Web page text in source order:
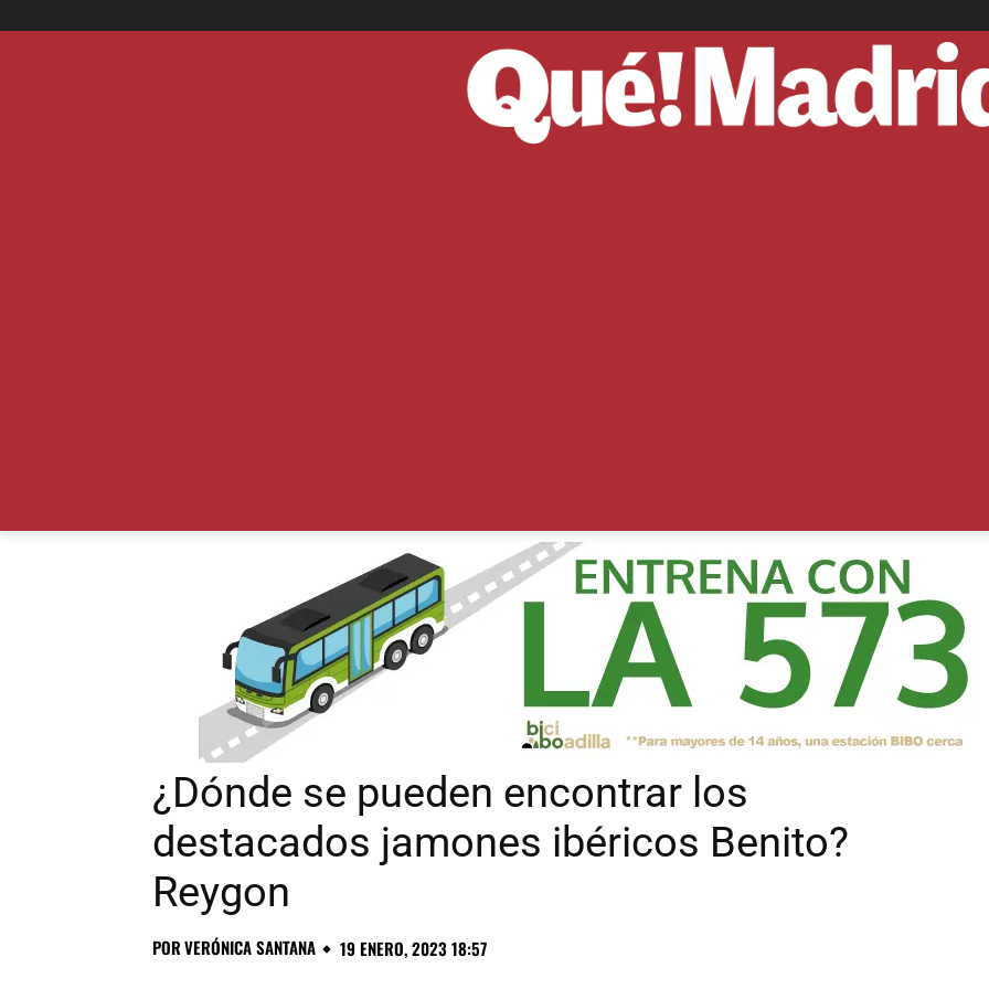
¿Dónde se pueden encontrar los
destacados jamones ibéricos Benito?
Reygon
PORVERÓNICA SANTANA 19 ENERO, 2023 18:57